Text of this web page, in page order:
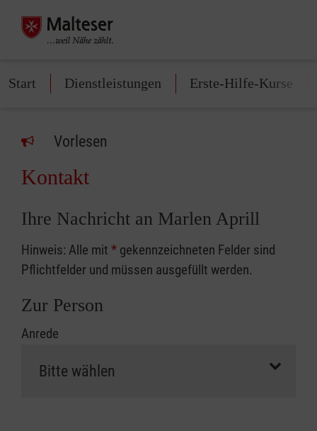
Start Dienstleistungen Erste-Hilfe-Kurse
Vorlesen
Kontakt
Ihre Nachricht an Marlen Aprill
Hinweis: Alle mit * gekennzeichneten Felder sind
Pflichtfelder und müssen ausgefüllt werden.
Zur Person
Anrede